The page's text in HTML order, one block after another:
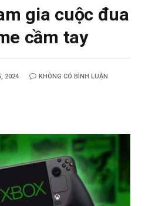
gia cuộc đua
cầm tay
2024 KHÔNG CÓ BÌNH LUẬN